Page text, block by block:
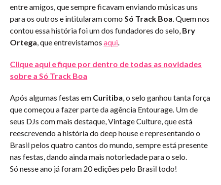
entre amigos, que sempre ficavam enviando músicas uns
para os outros e intitularam como Só Track Boa. Quem nos
contou essa história foi um dos fundadores do selo, Bry
Ortega, que entrevistamos aqui.
Clique aqui e fique por dentro de todas as novidades
sobre a Só Track Boa
Após algumas festas em Curitiba, o selo ganhou tanta força
que começou a fazer parte da agência Entourage. Um de
seus DJs com mais destaque, Vintage Culture, que está
reescrevendo a história do deep house e representando o
Brasil pelos quatro cantos do mundo, sempre está presente
nas festas, dando ainda mais notoriedade para o selo.
Só nesse ano já foram 20 edições pelo Brasil todo!